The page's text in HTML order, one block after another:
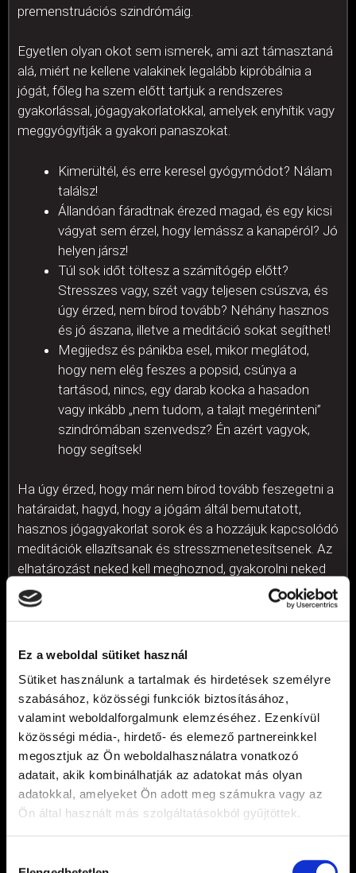
Ez a weboldal sütiket használ
Sütiket használunk a tartalmak és hirdetések személyre
szabásához, közösségi funkciók biztosításához,
valamint weboldalforgalmunk elemzéséhez. Ezenkívül
közösségi média-, hirdető- és elemező partnereinkkel
megosztjuk az Ön weboldalhasználatra vonatkozó
adatait, akik kombinálhatják az adatokat más olyan
adatokkal, amelyeket Ön adott meg számukra vagy az
Ön által használt más szolgáltatásokból gyűjtöttek.
premenstruációs szindrómáig.
Egyetlen olyan okot sem ismerek, ami azt támasztaná
alá, miért ne kellene valakinek legalább kipróbálnia a
jógát, főleg ha szem előtt tartjuk a rendszeres
gyakorlással, jógagyakorlatokkal, amelyek enyhítik vagy
meggyógyítják a gyakori panaszokat.
Kimerültél, és erre keresel gyógymódot? Nálam
találsz!
Állandóan fáradtnak érezed magad, és egy kicsi
vágyat sem érzel, hogy lemássz a kanapéról? Jó
helyen jársz!
Túl sok időt töltesz a számítógép előtt?
Stresszes vagy, szét vagy teljesen csúszva, és
úgy érzed, nem bírod tovább? Néhány hasznos
és jó ászana, illetve a meditáció sokat segíthet!
Megijedsz és pánikba esel, mikor meglátod,
hogy nem elég feszes a popsid, csúnya a
tartásod, nincs, egy darab kocka a hasadon
vagy inkább „nem tudom, a talajt megérinteni”
szindrómában szenvedsz? Én azért vagyok,
hogy segítsek!
Ha úgy érzed, hogy már nem bírod tovább feszegetni a
határaidat, hagyd, hogy a jógám áltál bemutatott,
hasznos jógagyakorlat sorok és a hozzájuk kapcsolódó
meditációk ellazítsanak és stresszmenetesítsenek. Az
elhatározást neked kell meghoznod, gyakorolni neked
kell, de együtt haladunk egy csodás ösvényen és a jóga
által nagyszerű dolgokat fedezhetünk fel!
Nagy szeretettel és sok feltöltődéssel várlak az
„A jóga egy lámpás, amelyet ha
meggyújtjuk, többé nem halványul el.